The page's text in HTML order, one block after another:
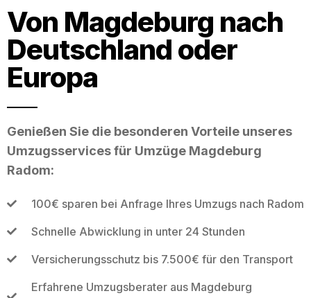
Von Magdeburg nach
Deutschland oder
Europa
Genießen Sie die besonderen Vorteile unseres
Umzugsservices für Umzüge Magdeburg
Radom:
100€ sparen bei Anfrage Ihres Umzugs nach Radom
Schnelle Abwicklung in unter 24 Stunden
Versicherungsschutz bis 7.500€ für den Transport
Erfahrene Umzugsberater aus Magdeburg